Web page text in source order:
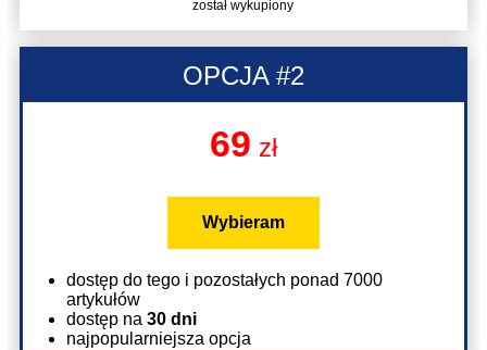
został wykupiony
OPCJA #2
69 zł
Wybieram
dostęp do tego i pozostałych ponad 7000
artykułów
dostęp na 30 dni
najpopularniejsza opcja